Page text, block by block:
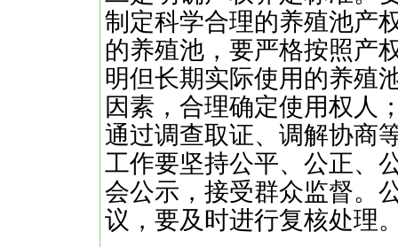
制定科学合理的养殖池产
的养殖池，要严格按照产
明但长期实际使用的养殖
因素，合理确定使用权人
通过调查取证、调解协商
工作要坚持公平、公正、
会公示，接受群众监督。
议，要及时进行复核处理